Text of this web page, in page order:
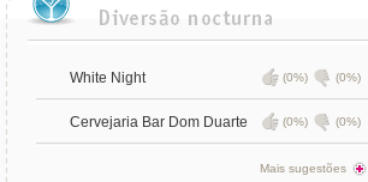
White Night (0%) (0%)
Cervejaria Bar Dom Duarte (0%) (0%)
Mais sugestões